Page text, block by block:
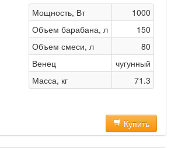
Мощность, Вт
1000
Объем барабана, л
150
Объем смеси, л
80
Венец
чугунный
Масса, кг
71.3
Купить